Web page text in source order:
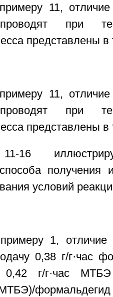
11,
при
представлены в
11,
при
представлены в
16
получения
условий
1,
0,38 г/г·час
0,42 г/г·час